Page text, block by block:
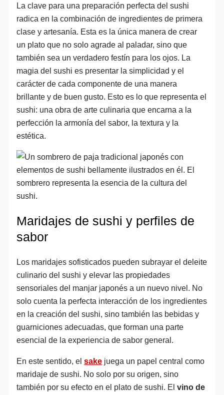
La clave para una preparación perfecta del sushi
radica en la combinación de ingredientes de primera
clase y artesanía. Esta es la única manera de crear
un plato que no solo agrade al paladar, sino que
también sea un verdadero festín para los ojos. La
magia del sushi es presentar la simplicidad y el
carácter de cada componente de una manera
brillante y de buen gusto. Esto es lo que representa el
sushi: una obra de arte culinaria que encarna a la
perfección la armonía del sabor, la textura y la
estética.
Maridajes de sushi y perfiles de
sabor
Los maridajes sofisticados pueden subrayar el deleite
culinario del sushi y elevar las propiedades
sensoriales del manjar japonés a un nuevo nivel. No
solo cuenta la perfecta interacción de los ingredientes
en la creación del sushi, sino también las bebidas y
guarniciones adecuadas, que forman una parte
esencial de la experiencia de sabor general.
En este sentido, elsake juega un papel central como
maridaje de sushi. No solo por su origen, sino
también por su efecto en el plato de sushi. Elvino de